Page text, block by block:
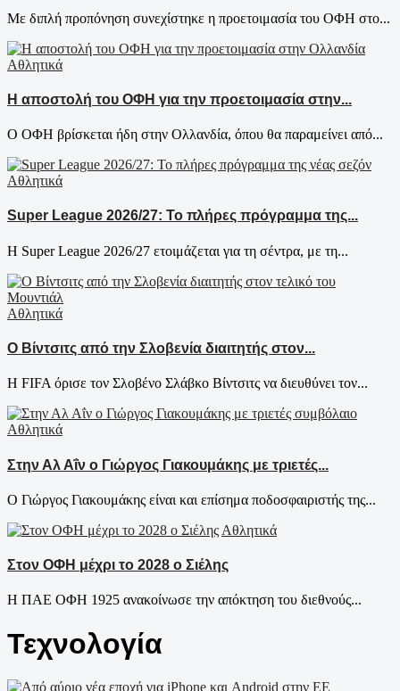
Με διπλή προπόνηση συνεχίστηκε η προετοιμασία του ΟΦΗ στο...
Αθλητικά
Η αποστολή του ΟΦΗ για την προετοιμασία στην...
Ο ΟΦΗ βρίσκεται ήδη στην Ολλανδία, όπου θα παραμείνει από...
Αθλητικά
Super League 2026/27: Το πλήρες πρόγραμμα της...
Η Super League 2026/27 ετοιμάζεται για τη σέντρα, με τη...
Αθλητικά
Ο Βίντσιτς από την Σλοβενία διαιτητής στον...
Η FIFA όρισε τον Σλοβένο Σλάβκο Βίντσιτς να διευθύνει τον...
Αθλητικά
Στην Αλ Αΐν ο Γιώργος Γιακουμάκης με τριετές...
Ο Γιώργος Γιακουμάκης είναι και επίσημα ποδοσφαιριστής της...
Αθλητικά
Στον ΟΦΗ μέχρι το 2028 ο Σιέλης
Η ΠΑΕ ΟΦΗ 1925 ανακοίνωσε την απόκτηση του διεθνούς...
Τεχνολογία